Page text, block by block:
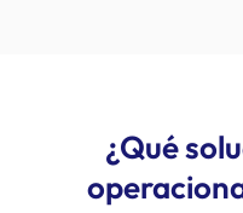
¿Qué